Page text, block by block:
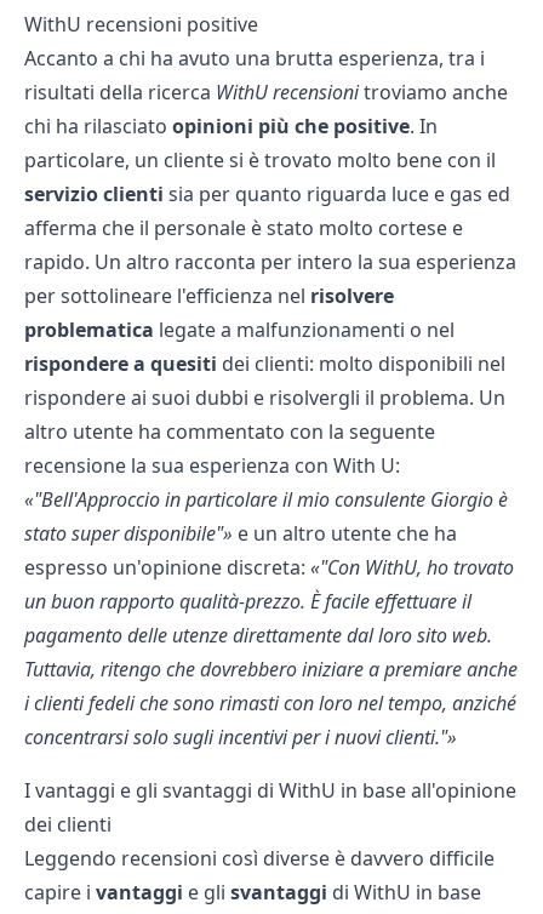
WithU recensioni positive
Accanto a chi ha avuto una brutta esperienza, tra i
risultati della ricerca WithU recensionitroviamo anche
chi ha rilasciato opinioni più che positive. In
particolare, un cliente si è trovato molto bene con il
servizio clienti sia per quanto riguarda luce e gas ed
afferma che il personale è stato molto cortese e
rapido. Un altro racconta per intero la sua esperienza
per sottolineare l'efficienza nel risolvere
problematica legate a malfunzionamenti o nel
rispondere a quesiti dei clienti: molto disponibili nel
rispondere ai suoi dubbi e risolvergli il problema. Un
altro utente ha commentato con la seguente
recensione la sua esperienza con With U:
"Bell'Approccio in particolare il mio consulente Giorgio è
stato super disponibile" e un altro utente che ha
espresso un'opinione discreta:
"Con WithU, ho trovato
un buon rapporto qualità-prezzo. È facile effettuare il
pagamento delle utenze direttamente dal loro sito web.
Tuttavia, ritengo che dovrebbero iniziare a premiare anche
i clienti fedeli che sono rimasti con loro nel tempo, anziché
concentrarsi solo sugli incentivi per i nuovi clienti."
I vantaggi e gli svantaggi di WithU in base all'opinione
dei clienti
Leggendo recensioni così diverse è davvero difficile
capire i vantaggi e gli svantaggi di WithU in base